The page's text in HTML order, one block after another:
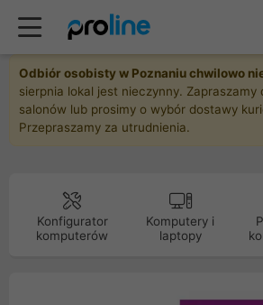
Odbiór osobisty w Poznaniu chwilowo
sierpnia lokal jest nieczynny. Zapraszamy
salonów lub prosimy o wybór dostawy
Przepraszamy za utrudnienia.
Konfigurator
komputerów
Komputery i
laptopy